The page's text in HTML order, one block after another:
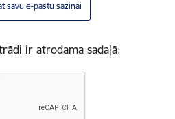
savu e-pastu saziņai
ir atrodama sadaļā: